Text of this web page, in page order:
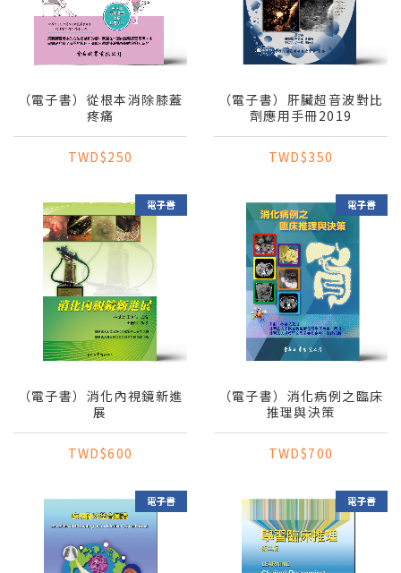
（電子書）從根本消除膝蓋
疼痛
TWD$250
（電子書）肝臟超音波對比
劑應用手冊2019
TWD$350
（電子書）消化內視鏡新進
展
TWD$600
（電子書）消化病例之臨床
推理與決策
TWD$700